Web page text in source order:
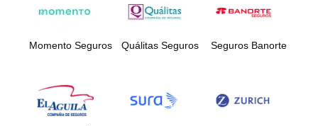
Momento Seguros Quálitas Seguros Seguros Banorte